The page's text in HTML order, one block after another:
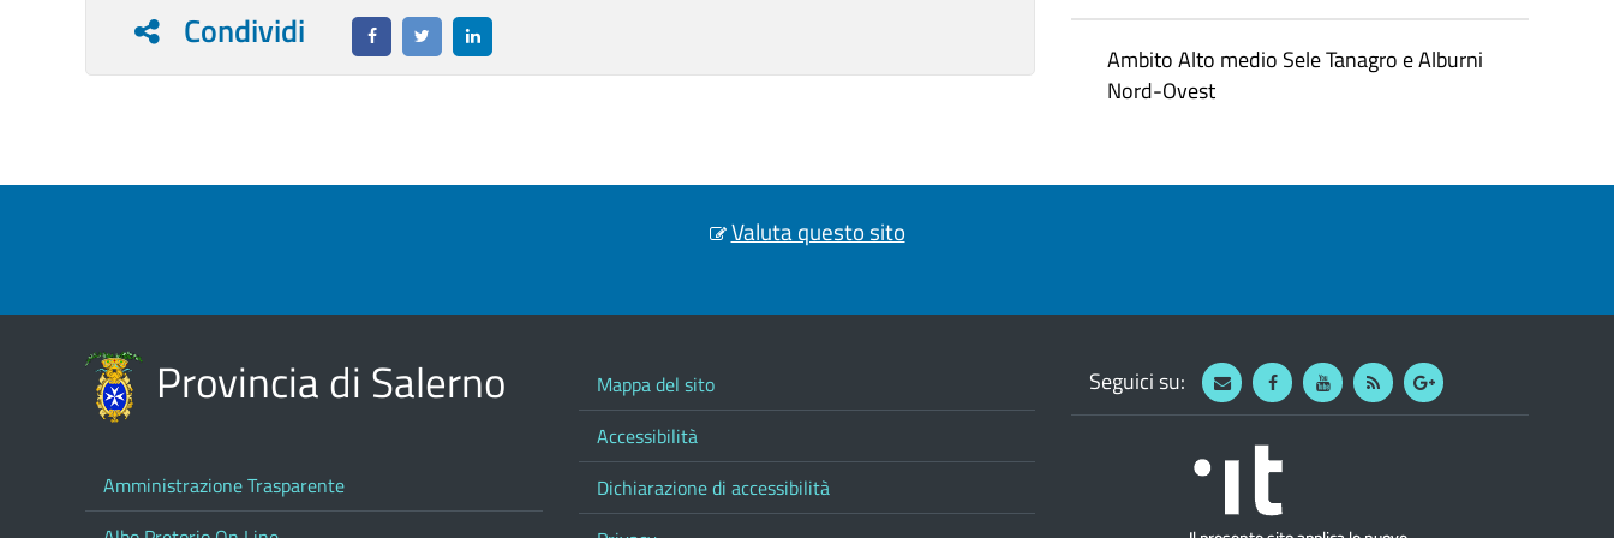
Condividi
Ambito Alto medio Sele Tanagro e Alburni
Nord-Ovest
Valuta questo sito
Provincia di Salerno
Amministrazione Trasparente
Mappa del sito
Accessibilità
Dichiarazione di accessibilità
Seguici su: WebmailFacebookYoutube
RSS Google